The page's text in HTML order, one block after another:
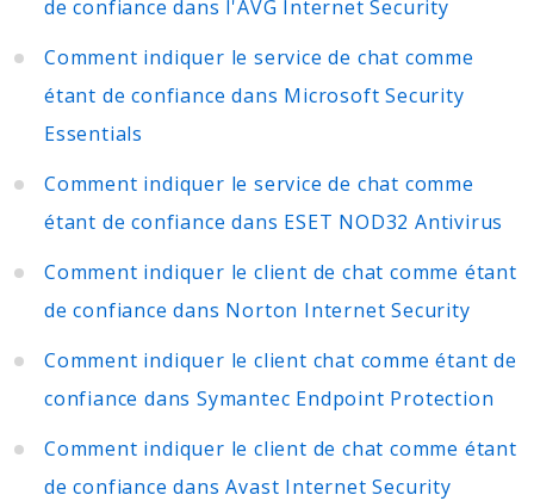
de confiance dans l'AVG Internet Security
Comment indiquer le service de chat comme
étant de confiance dans Microsoft Security
Essentials
Comment indiquer le service de chat comme
étant de confiance dans ESET NOD32 Antivirus
Comment indiquer le client de chat comme étant
de confiance dans Norton Internet Security
Comment indiquer le client chat comme étant de
confiance dans Symantec Endpoint Protection
Comment indiquer le client de chat comme étant
de confiance dans Avast Internet Security